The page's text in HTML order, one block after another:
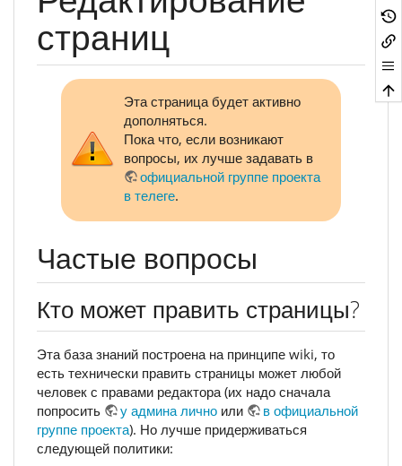
страниц
Эта страница будет активно
дополняться.
Пока что, если возникают
вопросы, их лучше задавать в
официальной группе проекта
в телеге.
Частые вопросы
Кто может править страницы?
Эта база знаний построена на принципе wiki, то
есть технически править страницы может любой
человек с правами редактора (их надо сначала
попросить
у админа лично или
в официальной
группе проекта). Но лучше придерживаться
следующей политики: